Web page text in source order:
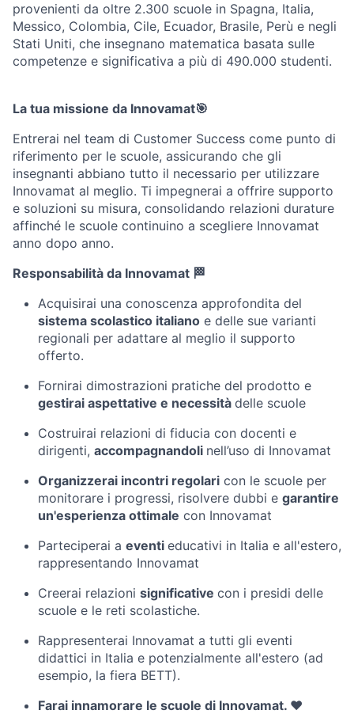
provenienti da oltre 2.300 scuole in Spagna, Italia,
Messico, Colombia, Cile, Ecuador, Brasile, Perù e negli
Stati Uniti, che insegnano matematica basata sulle
competenze e significativa a più di 490.000 studenti.
La tua missione da Innovamat🎯
Entrerai nel team di Customer Success come punto di
riferimento per le scuole, assicurando che gli
insegnanti abbiano tutto il necessario per utilizzare
Innovamat al meglio. Ti impegnerai a offrire supporto
e soluzioni su misura, consolidando relazioni durature
affinché le scuole continuino a scegliere Innovamat
anno dopo anno.
Responsabilità da Innovamat 🏁
Acquisirai una conoscenza approfondita del
sistema scolastico italiano e delle sue varianti
regionali per adattare al meglio il supporto
offerto.
Fornirai dimostrazioni pratiche del prodotto e
gestirai aspettative e necessità delle scuole
Costruirai relazioni di fiducia con docenti e
dirigenti, accompagnandoli nell’uso di Innovamat
Organizzerai incontri regolari con le scuole per
monitorare i progressi, risolvere dubbi e garantire
un'esperienza ottimale con Innovamat
Parteciperai a eventi educativi in Italia e all'estero,
rappresentando Innovamat
Creerai relazioni significative con i presidi delle
scuole e le reti scolastiche.
Rappresenterai Innovamat a tutti gli eventi
didattici in Italia e potenzialmente all'estero (ad
esempio, la fiera BETT).
Farai innamorare le scuole di Innovamat. ❤